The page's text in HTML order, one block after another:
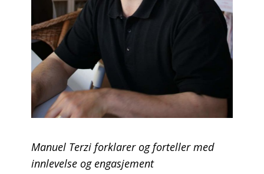
Manuel Terzi forklarer og forteller med
innlevelse og engasjement